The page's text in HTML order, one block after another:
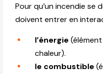
Pour qu’un incendie se
doivent entrer en
l’énergie
chaleur).
le combustible